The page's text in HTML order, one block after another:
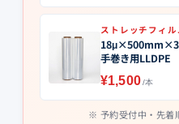
ストレッチフィル
手巻き用LLDPE
¥1,500/本
予約受付中・先着